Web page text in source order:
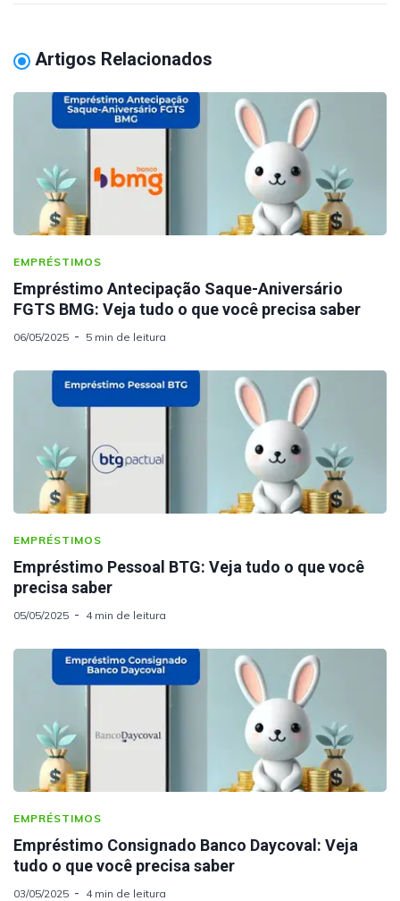
Artigos Relacionados
EMPRÉSTIMOS
Empréstimo Antecipação Saque-Aniversário
FGTS BMG: Veja tudo o que você precisa saber
06/05/2025 5 min de leitura
EMPRÉSTIMOS
Empréstimo Pessoal BTG: Veja tudo o que você
precisa saber
05/05/2025 4 min de leitura
EMPRÉSTIMOS
Empréstimo Consignado Banco Daycoval: Veja
tudo o que você precisa saber
03/05/2025 4 min de leitura